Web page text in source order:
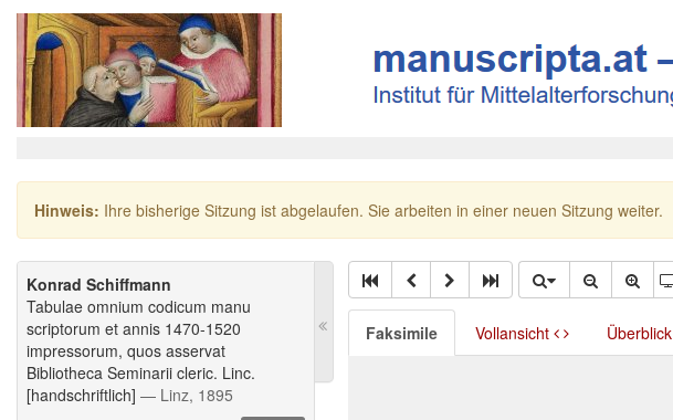
Hinweis: Ihre bisherige Sitzung ist abgelaufen. Sie arbeiten in einer neuen Sitzung weiter.
Konrad Schiffmann
Tabulae omnium codicum manu
scriptorum et annis 1470-1520
impressorum, quos asservat
Bibliotheca Seminarii cleric. Linc.
[handschriftlich] — Linz, 1895
Faksimile Vollansicht Überblick